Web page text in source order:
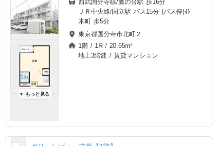
▼ もっと見る
西武国分寺線/鷹の台駅 歩16分
ＪＲ中央線/国立駅 バス15分 (バス停)並
木町 歩5分
東京都国分寺市北町２
1階 / 1R / 20.65m²
地上3階建 / 賃貸マンション